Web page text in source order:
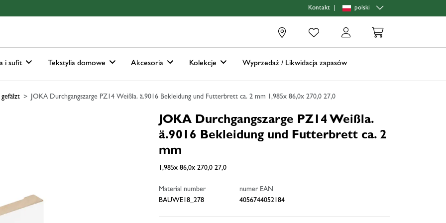
Kontakt polski
i sufit Tekstylia domowe Akcesoria Kolekcje Wyprzedaż / Likwidacja zapasów
gefälzt JOKA Durchgangszarge PZ14 Weißla. ä.9016 Bekleidung und Futterbrett ca. 2 mm 1,985x 86,0x 270,0 27,0
JOKA Durchgangszarge PZ14 Weißla.
ä.9016 Bekleidung und Futterbrett ca. 2
mm
1,985x 86,0x 270,0 27,0
Material number
BAUWE18_278
numer EAN
4056744052184